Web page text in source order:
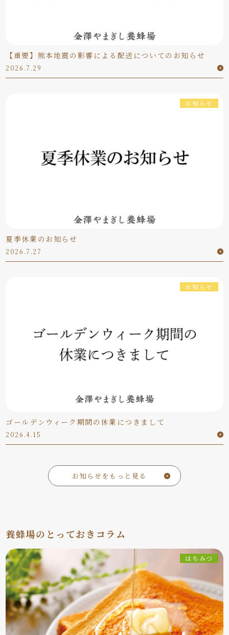
【重要】熊本地震の影響による配送についてのお知らせ
2026.7.29
お知らせ
夏季休業のお知らせ
2026.7.27
お知らせ
ゴールデンウィーク期間の休業につきまして
2026.4.15
お知らせをもっと見る
養蜂場のとっておきコラム
はちみつ